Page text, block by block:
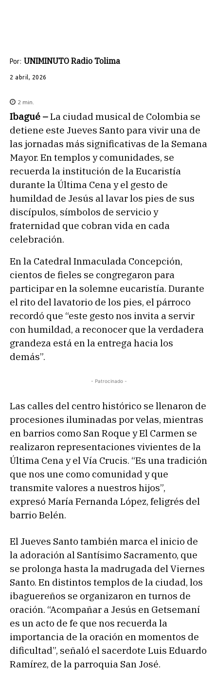
Por: UNIMINUTO Radio Tolima
2 abril, 2026
2 min.
Ibagué –La ciudad musical de Colombia se
detiene este Jueves Santo para vivir una de
las jornadas más significativas de la Semana
Mayor. En templos y comunidades, se
recuerda la institución de la Eucaristía
durante la Última Cena y el gesto de
humildad de Jesús al lavar los pies de sus
discípulos, símbolos de servicio y
fraternidad que cobran vida en cada
celebración.
En la Catedral Inmaculada Concepción,
cientos de fieles se congregaron para
participar en la solemne eucaristía. Durante
el rito del lavatorio de los pies, el párroco
recordó que “este gesto nos invita a servir
con humildad, a reconocer que la verdadera
grandeza está en la entrega hacia los
demás”.
- Patrocinado -
Las calles del centro histórico se llenaron de
procesiones iluminadas por velas, mientras
en barrios como San Roque y El Carmen se
realizaron representaciones vivientes de la
Última Cena y el Vía Crucis. “Es una tradición
que nos une como comunidad y que
transmite valores a nuestros hijos”,
expresó María Fernanda López, feligrés del
barrio Belén.
El Jueves Santo también marca el inicio de
la adoración al Santísimo Sacramento, que
se prolonga hasta la madrugada del Viernes
Santo. En distintos templos de la ciudad, los
ibaguereños se organizaron en turnos de
oración. “Acompañar a Jesús en Getsemaní
es un acto de fe que nos recuerda la
importancia de la oración en momentos de
dificultad”, señaló el sacerdote Luis Eduardo
Ramírez, de la parroquia San José.